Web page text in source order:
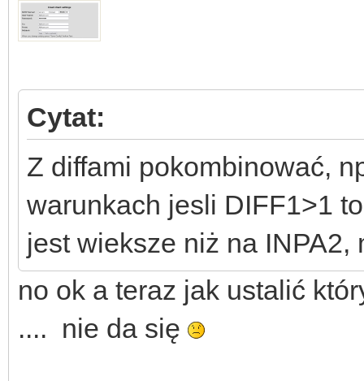
Cytat:
Z diffami pokombinować,
warunkach jesli DIFF1>1
jest wieksze niż na
no ok a teraz jak ustalić
.... nie da się